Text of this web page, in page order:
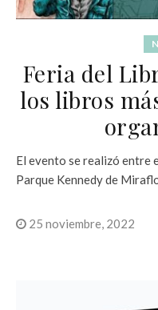
Feria del
los libros
El evento se realizó entre
Parque Kennedy de
25 noviembre, 2022